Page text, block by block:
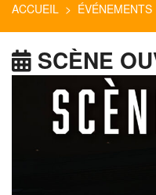
ACCUEIL > ÉVÉNEMENTS
SCÈNE